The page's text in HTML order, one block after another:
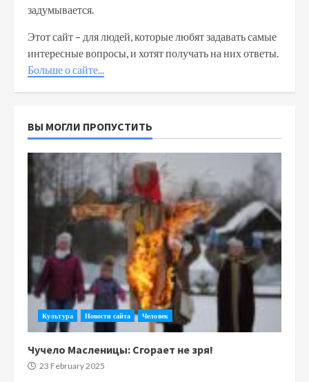
задумывается.
Этот сайт – для людей, которые любят задавать самые
интересные вопросы, и хотят получать на них ответы.
Больше о сайте...
ВЫ МОГЛИ ПРОПУСТИТЬ
Культура Новости сайта Человек
Чучело Масленицы: Сгорает не зря!
23 February 2025